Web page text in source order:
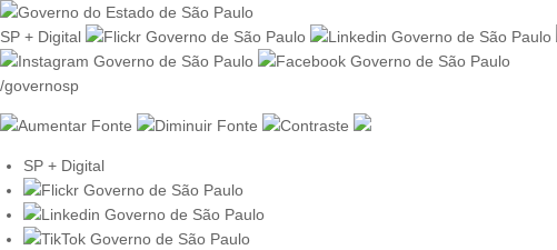
SP + Digital
/governosp
SP + Digital